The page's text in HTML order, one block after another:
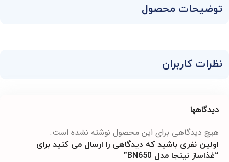
توضیحات محصول
نظرات کاربران
دیدگاهها
هیچ دیدگاهی برای این محصول نوشته نشده است.
اولین نفری باشید که دیدگاهی را ارسال می کنید برای
“غذاساز نینجا مدل BN650”